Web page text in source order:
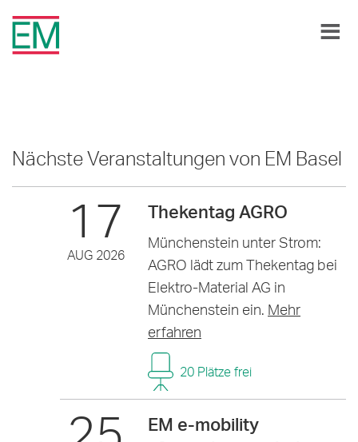
Nächste Veranstaltungen von EM Basel
17
AUG 2026
Thekentag AGRO
Münchenstein unter Strom:
AGRO lädt zum Thekentag bei
Elektro-Material AG in
Münchenstein ein. Mehr
erfahren
20 Plätze frei
EM e-mobility